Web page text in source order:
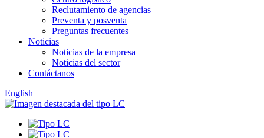
Reclutamiento de agencias
Preventa y posventa
Preguntas frecuentes
Noticias
Noticias de la empresa
Noticias del sector
Contáctanos
English